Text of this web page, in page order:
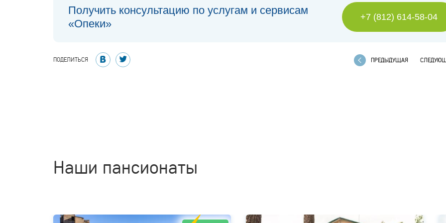
Получить консультацию по услугам и сервисам
«Опеки»
+7 (812) 614-58-04
ПОДЕЛИТЬСЯ ПРЕДЫДУЩАЯ
Наши пансионаты